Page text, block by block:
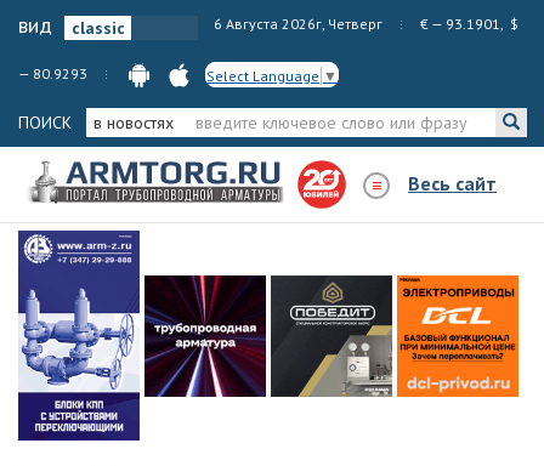
вид 6 Августа 2026г, Четверг € — 93.1901, $
— 80.9293 Select Language ▼
ПОИСК в новостях
Весь сайт